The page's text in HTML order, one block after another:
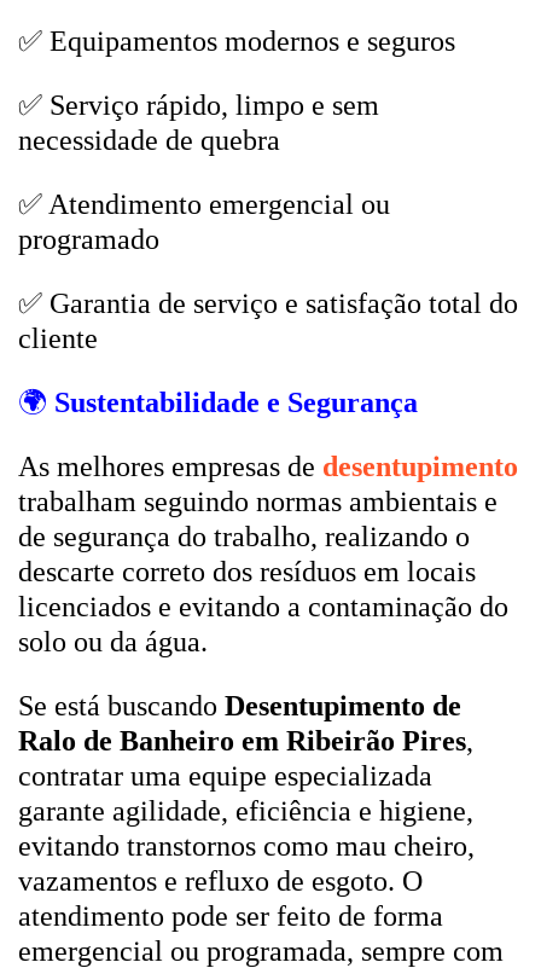
✅ Equipamentos modernos e seguros
✅ Serviço rápido, limpo e sem
necessidade de quebra
✅ Atendimento emergencial ou
programado
✅ Garantia de serviço e satisfação total do
cliente
🌍 Sustentabilidade e Segurança
As melhores empresas de desentupimento
trabalham seguindo normas ambientais e
de segurança do trabalho, realizando o
descarte correto dos resíduos em locais
licenciados e evitando a contaminação do
solo ou da água.
Se está buscando Desentupimento de
Ralo de Banheiro em Ribeirão Pires,
contratar uma equipe especializada
garante agilidade, eficiência e higiene,
evitando transtornos como mau cheiro,
vazamentos e refluxo de esgoto. O
atendimento pode ser feito de forma
emergencial ou programada, sempre com